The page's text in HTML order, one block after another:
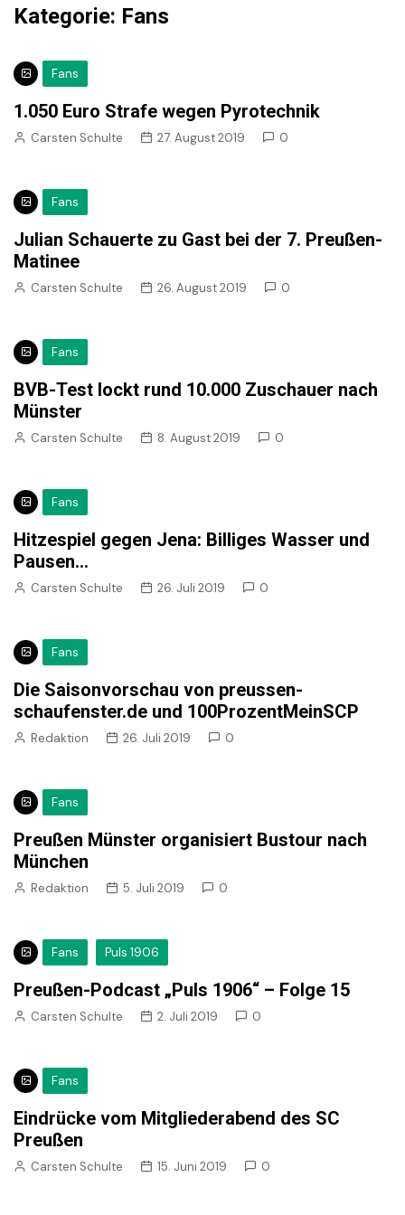
Kategorie: Fans
Fans
1.050 Euro Strafe wegen Pyrotechnik
Carsten Schulte 27. August 2019 0
Fans
Julian Schauerte zu Gast bei der 7. Preußen-
Matinee
Carsten Schulte 26. August 2019 0
Fans
BVB-Test lockt rund 10.000 Zuschauer nach
Münster
Carsten Schulte 8. August 2019 0
Fans
Hitzespiel gegen Jena: Billiges Wasser und
Pausen…
Carsten Schulte 26. Juli 2019 0
Fans
Die Saisonvorschau von preussen-
schaufenster.de und 100ProzentMeinSCP
Redaktion 26. Juli 2019 0
Fans
Preußen Münster organisiert Bustour nach
München
Redaktion 5. Juli 2019 0
Fans Puls 1906
Preußen-Podcast „Puls 1906“ – Folge 15
Carsten Schulte 2. Juli 2019 0
Fans
Eindrücke vom Mitgliederabend des SC
Preußen
Carsten Schulte 15. Juni 2019 0